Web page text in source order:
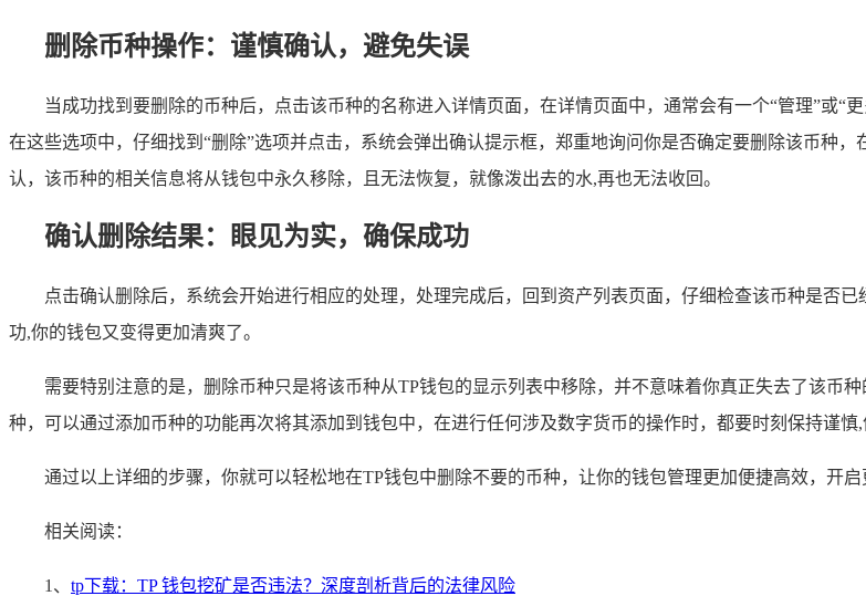
删除币种操作：谨慎确认，避免失误
当成功找到要删除的币种后，点击该币种的名称进入详情页面，在详情页面中，通常会有一个“管理”或“
在这些选项中，仔细找到“删除”选项并点击，系统会弹出确认提示框，郑重地询问你是否确定要删除该币种
认，该币种的相关信息将从钱包中永久移除，且无法恢复，就像泼出去的水,再也无法收回。
确认删除结果：眼见为实，确保成功
点击确认删除后，系统会开始进行相应的处理，处理完成后，回到资产列表页面，仔细检查该币种是否
功,你的钱包又变得更加清爽了。
需要特别注意的是，删除币种只是将该币种从TP钱包的显示列表中移除，并不意味着你真正失去了该币
种，可以通过添加币种的功能再次将其添加到钱包中，在进行任何涉及数字货币的操作时，都要时刻保持谨慎
通过以上详细的步骤，你就可以轻松地在TP钱包中删除不要的币种，让你的钱包管理更加便捷高效，开启
相关阅读：
1、 tp下载：TP 钱包挖矿是否违法？深度剖析背后的法律风险